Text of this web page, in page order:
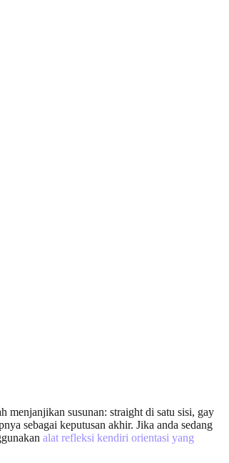
menjanjikan susunan: straight di satu sisi, gay
sebagai keputusan akhir. Jika anda sedang
alat refleksi kendiri orientasi yang